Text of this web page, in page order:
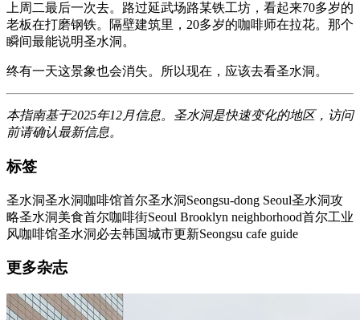
上周二最后一次去。路过延武场路某铁工坊，看起来70多岁的
老板在打磨钢铁。隔壁建筑里，20多岁的咖啡师在拉花。那个
瞬间最能说明圣水洞。
终有一天这景象也会消失。所以现在，应该去看圣水洞。
本指南基于2025年12月信息。圣水洞是快速变化的地区，访问
前请确认最新信息。
标签
圣水洞圣水洞咖啡馆首尔圣水洞Seongsu-dong Seoul圣水洞攻
略圣水洞美食首尔咖啡街Seoul Brooklyn neighborhood首尔工业
风咖啡馆圣水洞必去韩国城市更新Seongsu cafe guide
更多杂志